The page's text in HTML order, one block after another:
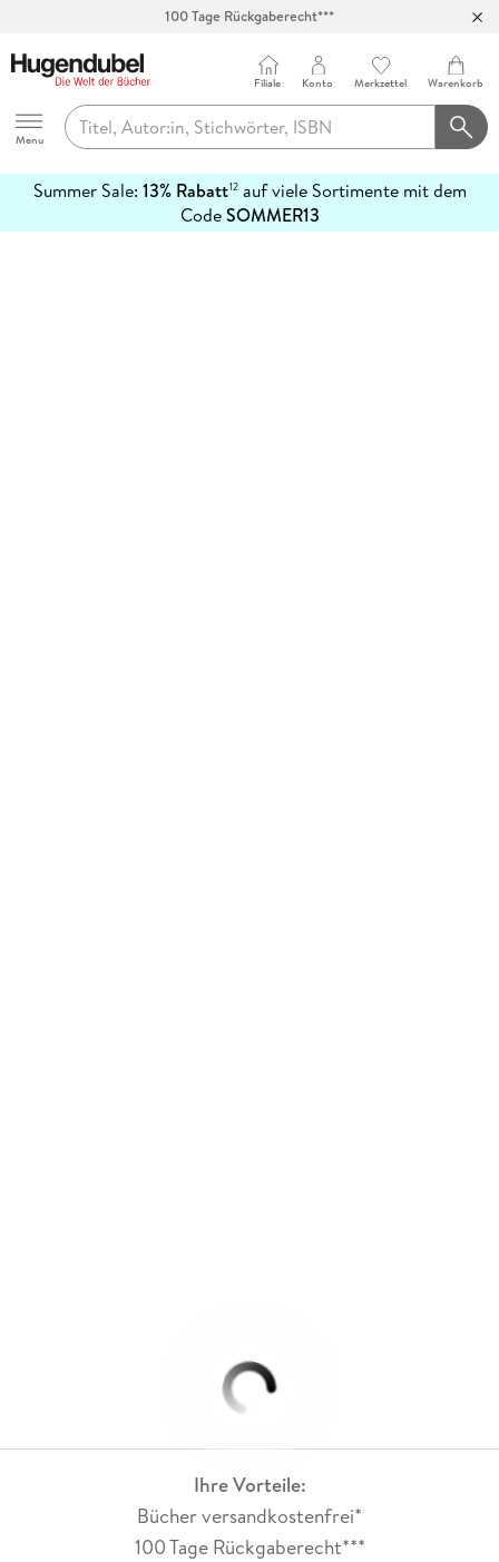
100 Tage Rückgaberecht***
Hugendubel
Menu
Filiale Konto Merkzettel Warenkorb
Summer Sale: 13% Rabatt12auf viele Sortimente mit dem
CodeSOMMER13
erfahren
Ihre Vorteile:
Bücher versandkostenfrei*
100 Tage Rückgaberecht***